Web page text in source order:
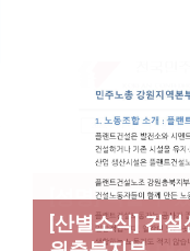
[성명] 막을 수
라 : 청년노동
[산별소식] 건
[강릉,속초,원
[조합원☆인터